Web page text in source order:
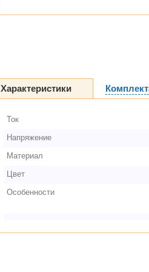
Характеристики
Ток
Напряжение
Материал
Цвет
Особенности